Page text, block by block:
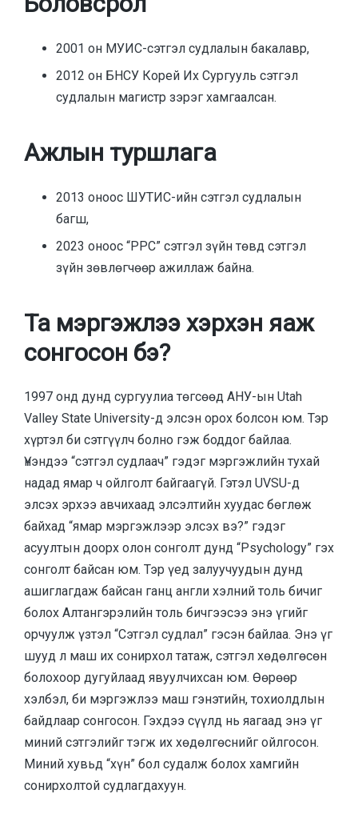
2001 он МУИС-сэтгэл судлалын бакалавр,
2012 он БНСУ Корей Их Сургууль сэтгэл
судлалын магистр зэрэг хамгаалсан.
Ажлын туршлага
2013 оноос ШУТИС-ийн сэтгэл судлалын
багш,
2023 оноос “PPC” сэтгэл зүйн төвд сэтгэл
зүйн зөвлөгчөөр ажиллаж байна.
Та мэргэжлээ хэрхэн яаж
сонгосон бэ?
1997 онд дунд сургуулиа төгсөөд АНУ-ын Utah
Valley State University-д элсэн орох болсон юм. Тэр
хүртэл би сэтгүүлч болно гэж боддог байлаа.
Үнэндээ “сэтгэл судлаач” гэдэг мэргэжлийн тухай
надад ямар ч ойлголт байгаагүй. Гэтэл UVSU-д
элсэх эрхээ авчихаад элсэлтийн хуудас бөглөж
байхад “ямар мэргэжлээр элсэх вэ?” гэдэг
асуултын доорх олон сонголт дунд “Psychology” гэх
сонголт байсан юм. Тэр үед залуучуудын дунд
ашиглагдаж байсан ганц англи хэлний толь бичиг
болох Алтангэрэлийн толь бичгээсээ энэ үгийг
орчуулж үзтэл “Сэтгэл судлал” гэсэн байлаа. Энэ үг
шууд л маш их сонирхол татаж, сэтгэл хөдөлгөсөн
болохоор дугуйлаад явуулчихсан юм. Өөрөөр
хэлбэл, би мэргэжлээ маш гэнэтийн, тохиолдлын
байдлаар сонгосон. Гэхдээ сүүлд нь яагаад энэ үг
миний сэтгэлийг тэгж их хөдөлгөснийг ойлгосон.
Миний хувьд “хүн” бол судалж болох хамгийн
сонирхолтой судлагдахуун.